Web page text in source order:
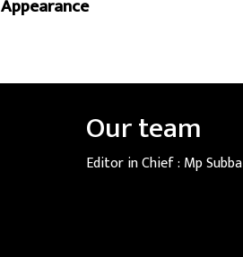
Appearance
Our team
Editor in Chief : Mp Subba